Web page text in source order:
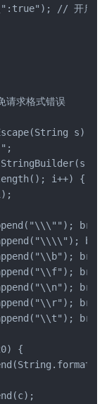
// 开启
请求格式错误
s) {
i++) {
{